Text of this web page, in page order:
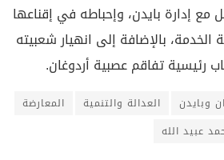
مع إدارة بايدن، وإحباطه في إقناعها
الخدمة، بالإضافة إلى انهيار شعبيته
رئيسية تفاقم عصبية أردوغان.
وبايدن العدالة والتنمية
المعارضة
عبيد الله